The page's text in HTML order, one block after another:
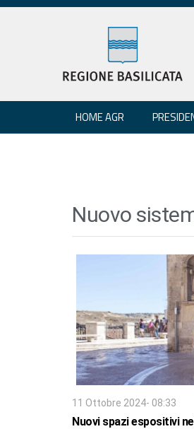
HOME AGR
Nuovo
11 Ottobre 2024- 08:33
Nuovi spazi espositivi